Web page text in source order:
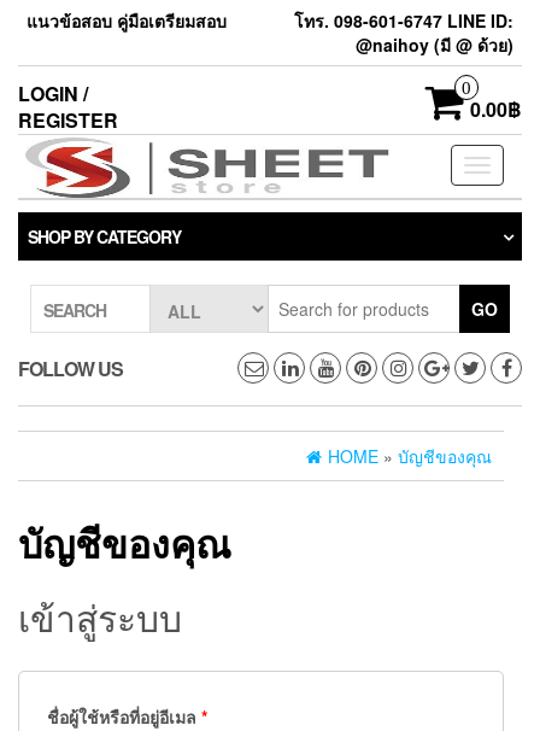
แนวข้อสอบ คู่มือเตรียมสอบ
โทร. 098-601-6747 LINE ID:
@naihoy (มี @ ด้วย)
LOGIN /
REGISTER
0
0.00฿
Toggle
SHOP BY CATEGORY
SEARCH GO
FOLLOW US
HOME » บัญชีของคุณ
บัญชีของคุณ
เข้าสู่ระบบ
ชื่อผู้ใช้หรือที่อยู่อีเมล *